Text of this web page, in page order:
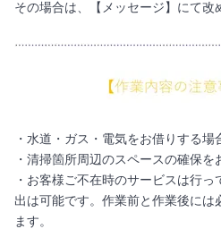
その場合は、【メッセージ】にて改
・水道・ガス・電気をお借りする場
・清掃箇所周辺のスペースの確保を
・お客様ご不在時のサービスは行
出は可能です。作業前と作業後には
ます。